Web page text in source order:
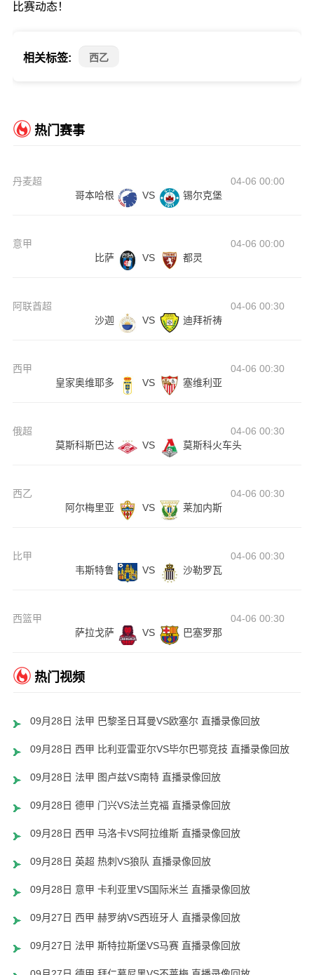
比赛动态！
相关标签: 西乙
热门赛事
丹麦超
04-06 00:00
哥本哈根
VS 锡尔克堡
意甲
04-06 00:00
比萨
VS 都灵
阿联酋超
04-06 00:30
沙迦
VS 迪拜祈祷
西甲
04-06 00:30
皇家奥维耶多
VS 塞维利亚
俄超
04-06 00:30
莫斯科斯巴达
VS 莫斯科火车头
西乙
04-06 00:30
阿尔梅里亚
VS 莱加内斯
比甲
04-06 00:30
韦斯特鲁
VS 沙勒罗瓦
西篮甲
04-06 00:30
萨拉戈萨
VS 巴塞罗那
热门视频
09月28日 法甲 巴黎圣日耳曼VS欧塞尔 直播录像回放
09月28日 西甲 比利亚雷亚尔VS毕尔巴鄂竞技 直播录像回放
09月28日 法甲 图卢兹VS南特 直播录像回放
09月28日 德甲 门兴VS法兰克福 直播录像回放
09月28日 西甲 马洛卡VS阿拉维斯 直播录像回放
09月28日 英超 热刺VS狼队 直播录像回放
09月28日 意甲 卡利亚里VS国际米兰 直播录像回放
09月27日 西甲 赫罗纳VS西班牙人 直播录像回放
09月27日 法甲 斯特拉斯堡VS马赛 直播录像回放